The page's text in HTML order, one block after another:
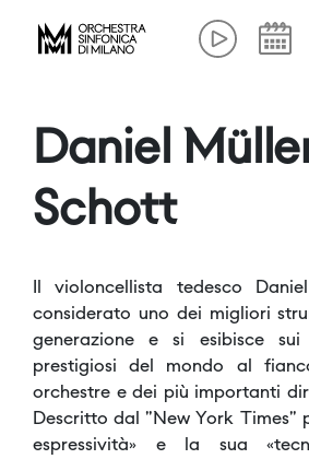
Daniel
Schott
Il violoncellista tedesco
considerato uno dei migliori
generazione e si esibisce sui
prestigiosi del mondo al
orchestre e dei più importanti
Descritto dal "New York Times"
espressività» e la sua